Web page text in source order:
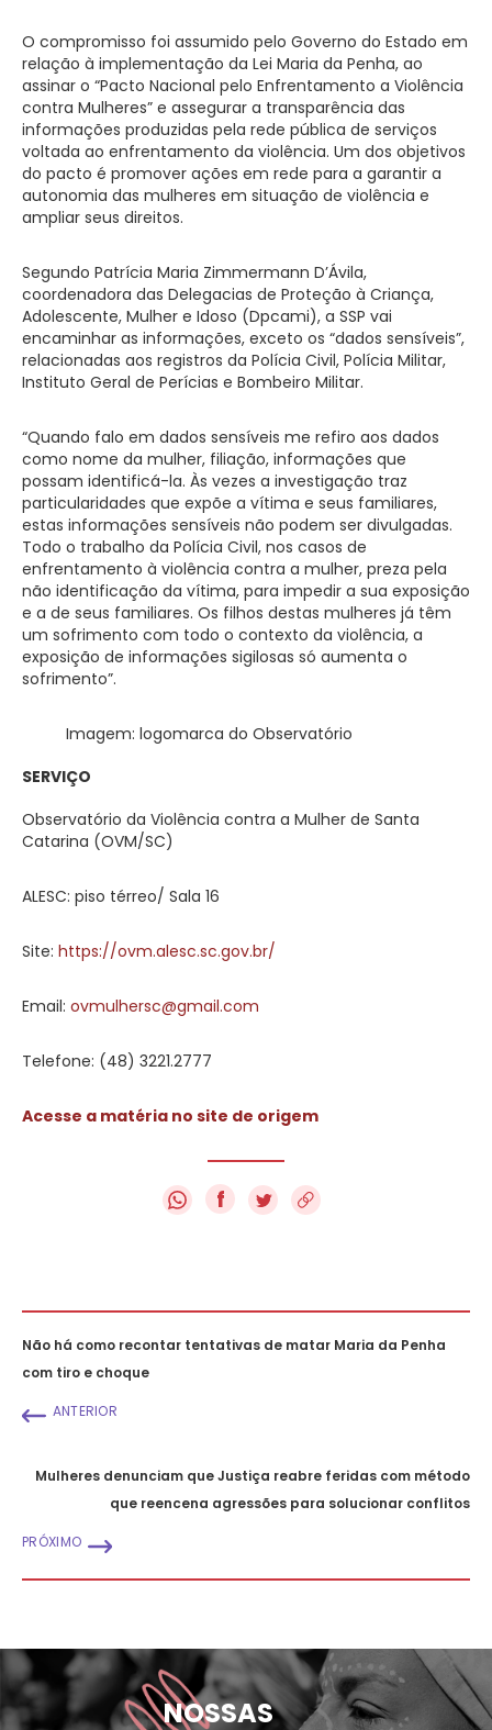
O compromisso foi assumido pelo Governo do Estado em
relação à implementação da Lei Maria da Penha, ao
assinar o “Pacto Nacional pelo Enfrentamento a Violência
contra Mulheres” e assegurar a transparência das
informações produzidas pela rede pública de serviços
voltada ao enfrentamento da violência. Um dos objetivos
do pacto é promover ações em rede para a garantir a
autonomia das mulheres em situação de violência e
ampliar seus direitos.
Segundo Patrícia Maria Zimmermann D’Ávila,
coordenadora das Delegacias de Proteção à Criança,
Adolescente, Mulher e Idoso (Dpcami), a SSP vai
encaminhar as informações, exceto os “dados sensíveis”,
relacionadas aos registros da Polícia Civil, Polícia Militar,
Instituto Geral de Perícias e Bombeiro Militar.
“Quando falo em dados sensíveis me refiro aos dados
como nome da mulher, filiação, informações que
possam identificá-la. Às vezes a investigação traz
particularidades que expõe a vítima e seus familiares,
estas informações sensíveis não podem ser divulgadas.
Todo o trabalho da Polícia Civil, nos casos de
enfrentamento à violência contra a mulher, preza pela
não identificação da vítima, para impedir a sua exposição
e a de seus familiares. Os filhos destas mulheres já têm
um sofrimento com todo o contexto da violência, a
exposição de informações sigilosas só aumenta o
sofrimento”.
Imagem: logomarca do Observatório
SERVIÇO
Observatório da Violência contra a Mulher de Santa
Catarina (OVM/SC)
ALESC: piso térreo/ Sala 16
Site: https://ovm.alesc.sc.gov.br/
Email: ovmulhersc@gmail.com
Telefone: (48) 3221.2777
Acesse a matéria no site de origem
f
Não há como recontar tentativas de matar Maria da Penha
com tiro e choque
ANTERIOR
Mulheres denunciam que Justiça reabre feridas com método
que reencena agressões para solucionar conflitos
PRÓXIMO
NOSSAS